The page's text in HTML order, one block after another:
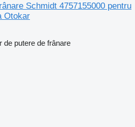
Schmidt 4757155000 pentru
Otokar
de putere de frânare